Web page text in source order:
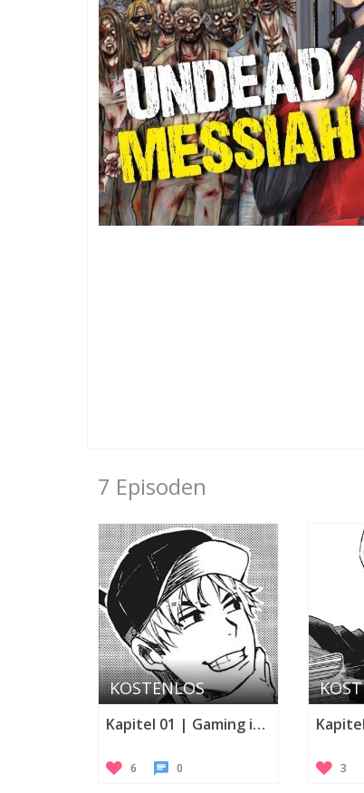
7 Episoden
KOSTENLOS
Kapitel 01 | Gaming is life
6 0 3